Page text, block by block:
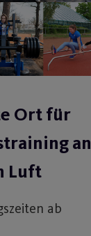
Ort für
an
Luft
ab